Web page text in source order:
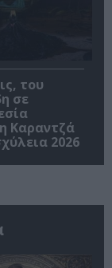
του
σε
Καραντζά
2026